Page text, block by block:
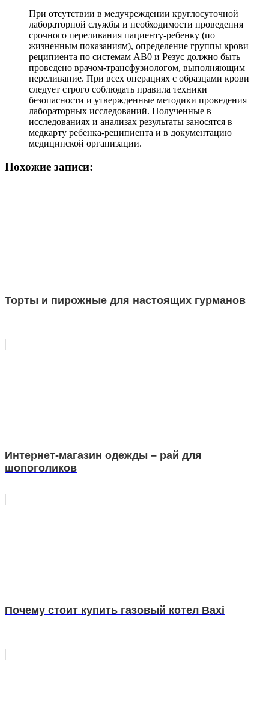
При отсутствии в медучреждении круглосуточной
лабораторной службы и необходимости проведения
срочного переливания пациенту-ребенку (по
жизненным показаниям), определение группы крови
реципиента по системам AB0 и Резус должно быть
проведено врачом-трансфузиологом, выполняющим
переливание. При всех операциях с образцами крови
следует строго соблюдать правила техники
безопасности и утвержденные методики проведения
лабораторных исследований. Полученные в
исследованиях и анализах результаты заносятся в
медкарту ребенка-реципиента и в документацию
медицинской организации.
Похожие записи:
Торты и пирожные для настоящих гурманов
Интернет-магазин одежды – рай для
шопоголиков
Почему стоит купить газовый котел Baxi